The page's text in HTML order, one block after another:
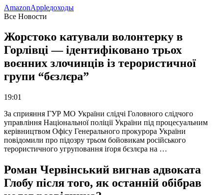
AmazonAppleдоходы
Все Новости
Жорстоко катували волонтерку в
Горлівці — ідентифіковано трьох
воєнних злочинців із терористичної
групи “бєзлєра”
19:01
За сприяння ГУР МО України слідчі Головного слідчого
управління Національної поліції України під процесуальним
керівництвом Офісу Генерального прокурора України
повідомили про підозру трьом бойовикам російського
терористичного угруповання іґоря бєзлєра на …
Роман Червінський вигнав адвоката
Глобу після того, як останній обібрав